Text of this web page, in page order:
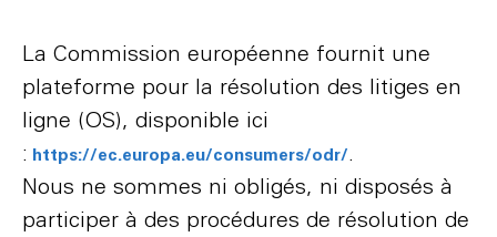
La Commission européenne fournit une
plateforme pour la résolution des litiges en
ligne (OS), disponible ici
: https://ec.europa.eu/consumers/odr/.
Nous ne sommes ni obligés, ni disposés à
participer à des procédures de résolution de